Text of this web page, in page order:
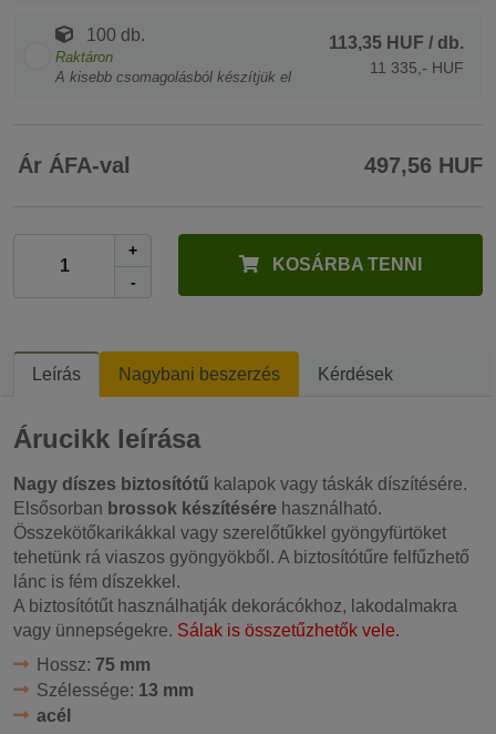
100 db.
Raktáron
A kisebb csomagolásból készítjük el
113,35 HUF / db.
11 335,- HUF
Ár ÁFA-val 497,56 HUF
+
-
KOSÁRBA TENNI
Leírás Nagybani beszerzés Kérdések
Árucikk leírása
Nagy díszes biztosítótű kalapok vagy táskák díszítésére.
Elsősorban brossok készítésére használható.
Összekötőkarikákkal vagy szerelőtűkkel gyöngyfürtöket
tehetünk rá viaszos gyöngyökből. A biztosítótűre felfűzhető
lánc is fém díszekkel.
A biztosítótűt használhatják dekorácókhoz, lakodalmakra
vagy ünnepségekre. Sálak is összetűzhetők vele.
Hossz: 75 mm
Szélessége: 13 mm
acél